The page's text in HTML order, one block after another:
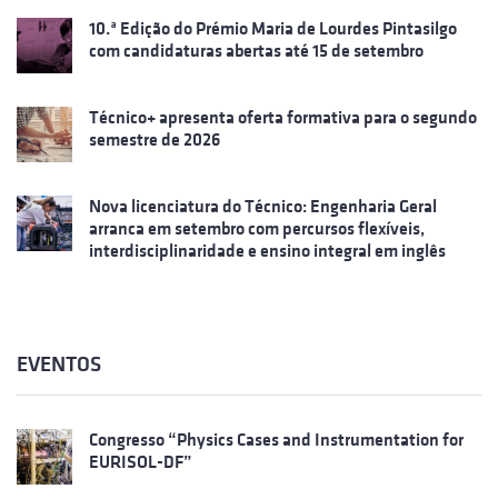
10.ª Edição do Prémio Maria de Lourdes Pintasilgo
com candidaturas abertas até 15 de setembro
Técnico+ apresenta oferta formativa para o segundo
semestre de 2026
Nova licenciatura do Técnico: Engenharia Geral
arranca em setembro com percursos flexíveis,
interdisciplinaridade e ensino integral em inglês
EVENTOS
Congresso “Physics Cases and Instrumentation for
EURISOL-DF”